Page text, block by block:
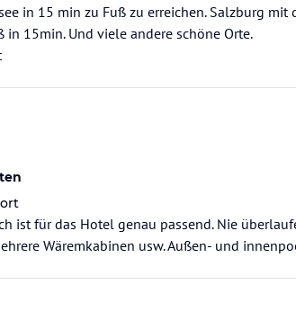
in 15 min zu Fuß zu erreichen. Salzburg
in 15min. Und viele andere schöne Orte.
ist für das Hotel genau passend. Nie
Wäremkabinen usw. Außen- und